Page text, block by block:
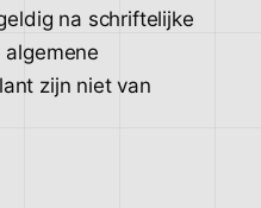
na schriftelijke
zijn niet van